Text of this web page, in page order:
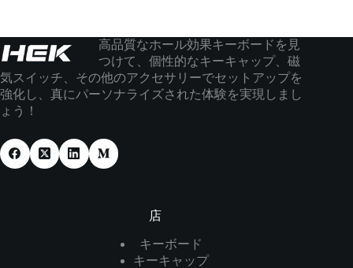
高品質なホール効果キーボードを見
つけて、個性的なキーキャップ、磁
気スイッチ、その他のアクセサリーでセットアップを
強化し、真にパーソナライズされた体験を実現しまし
ょう！
店
キーボード
キーキャップ